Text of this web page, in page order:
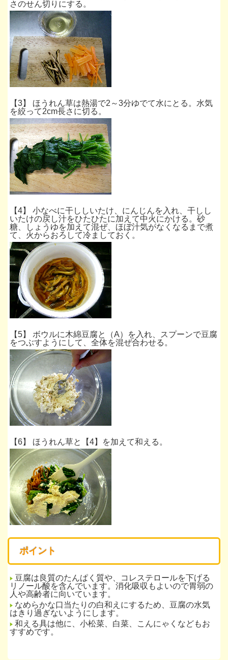
さのせん切りにする。
【3】 ほうれん草は熱湯で2～3分ゆでて水にとる。水気
を絞って2cm長さに切る。
【4】 小なべに干ししいたけ、にんじんを入れ、干しし
いたけの戻し汁をひたひたに加えて中火にかける。砂
糖、しょうゆを加えて混ぜ、ほぼ汁気がなくなるまで煮
て、火からおろして冷ましておく。
【5】 ボウルに木綿豆腐と（A）を入れ、スプーンで豆腐
をつぶすようにして、全体を混ぜ合わせる。
【6】 ほうれん草と【4】を加えて和える。
ポイント
豆腐は良質のたんぱく質や、コレステロールを下げる
リノール酸を含んでいます。消化吸収もよいので胃弱の
人や高齢者に向いています。
なめらかな口当たりの白和えにするため、豆腐の水気
はきり過ぎないようにします。
和える具は他に、小松菜、白菜、こんにゃくなどもお
すすめです。